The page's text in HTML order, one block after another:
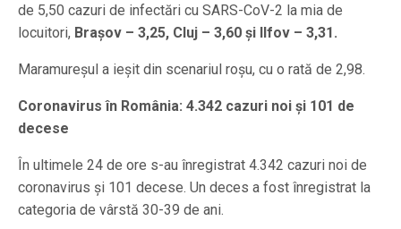
de 5,50 cazuri de infectări cu SARS-CoV-2 la mia de
locuitori, Brașov – 3,25, Cluj – 3,60 și Ilfov – 3,31.
Maramureșul a ieșit din scenariul roșu, cu o rată de 2,98.
Coronavirus în România: 4.342 cazuri noi și 101 de
decese
În ultimele 24 de ore s-au înregistrat 4.342 cazuri noi de
coronavirus și 101 decese. Un deces a fost înregistrat la
categoria de vârstă 30-39 de ani.